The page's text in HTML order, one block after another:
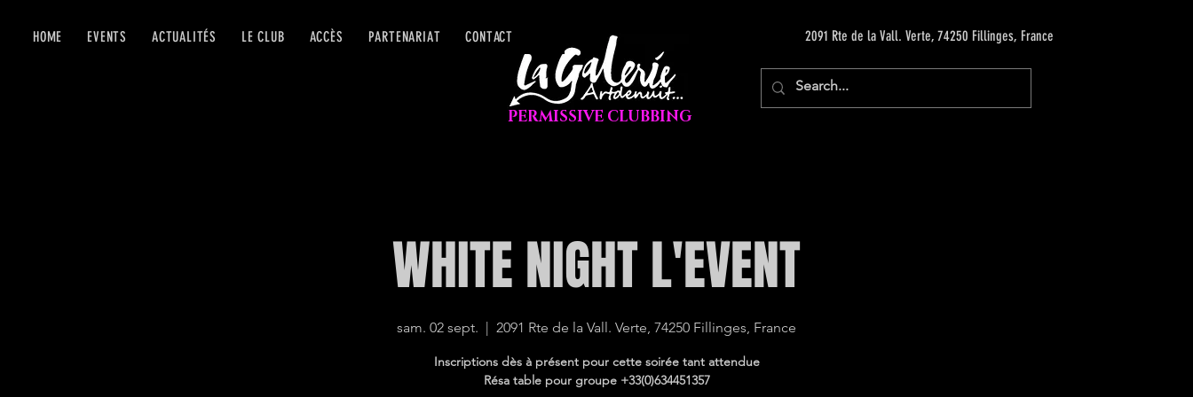
HOME EVENTS ACTUALITÉS LE CLUB ACCÈS PARTENARIAT CONTACT 2091 Rte de la Vall. Verte, 74250 Fillinges, France
PERMISSIVE CLUBBING
WHITE NIGHT L'EVENT
sam. 02 sept.
  |
2091 Rte de la Vall. Verte, 74250 Fillinges, France
Inscriptions dès à présent pour cette soirée tant attendue
Résa table pour groupe +33(0)634451357